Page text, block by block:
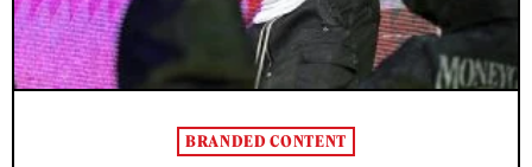
BRANDED CONTENT